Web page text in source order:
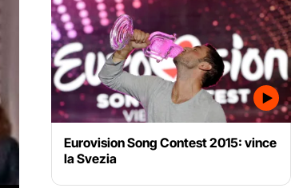
Eurovision Song Contest 2015: vince
la Svezia